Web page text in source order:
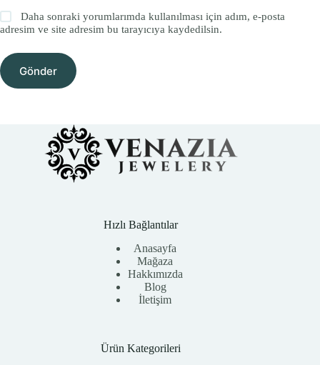
Daha sonraki yorumlarımda kullanılması için adım, e-posta
adresim ve site adresim bu tarayıcıya kaydedilsin.
Gönder
Hızlı Bağlantılar
Anasayfa
Mağaza
Hakkımızda
Blog
İletişim
Ürün Kategorileri